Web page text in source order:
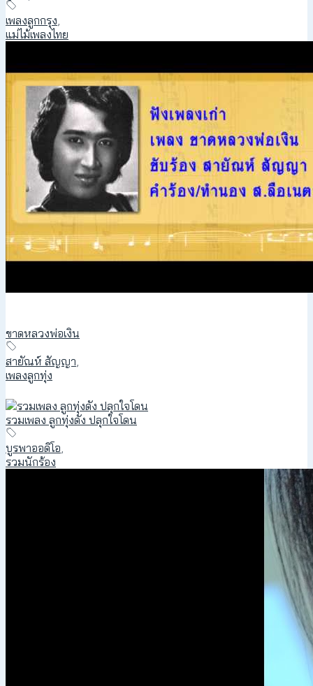
เพลงลูกกรุง,
แม่ไม้เพลงไทย
ขาดหลวงพ่อเงิน
สายัณห์ สัญญา,
เพลงลูกทุ่ง
รวมเพลง ลูกทุ่งดัง ปลุกใจโดน
บูรพาออดิโอ,
รวมนักร้อง